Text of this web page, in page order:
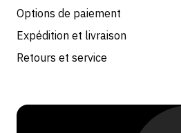
Options de paiement
Expédition et livraison
Retours et service